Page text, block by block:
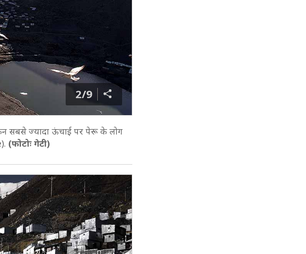
2/9
सबसे ज्यादा ऊंचाई पर पेरू के लोग
(फोटोः गेटी)